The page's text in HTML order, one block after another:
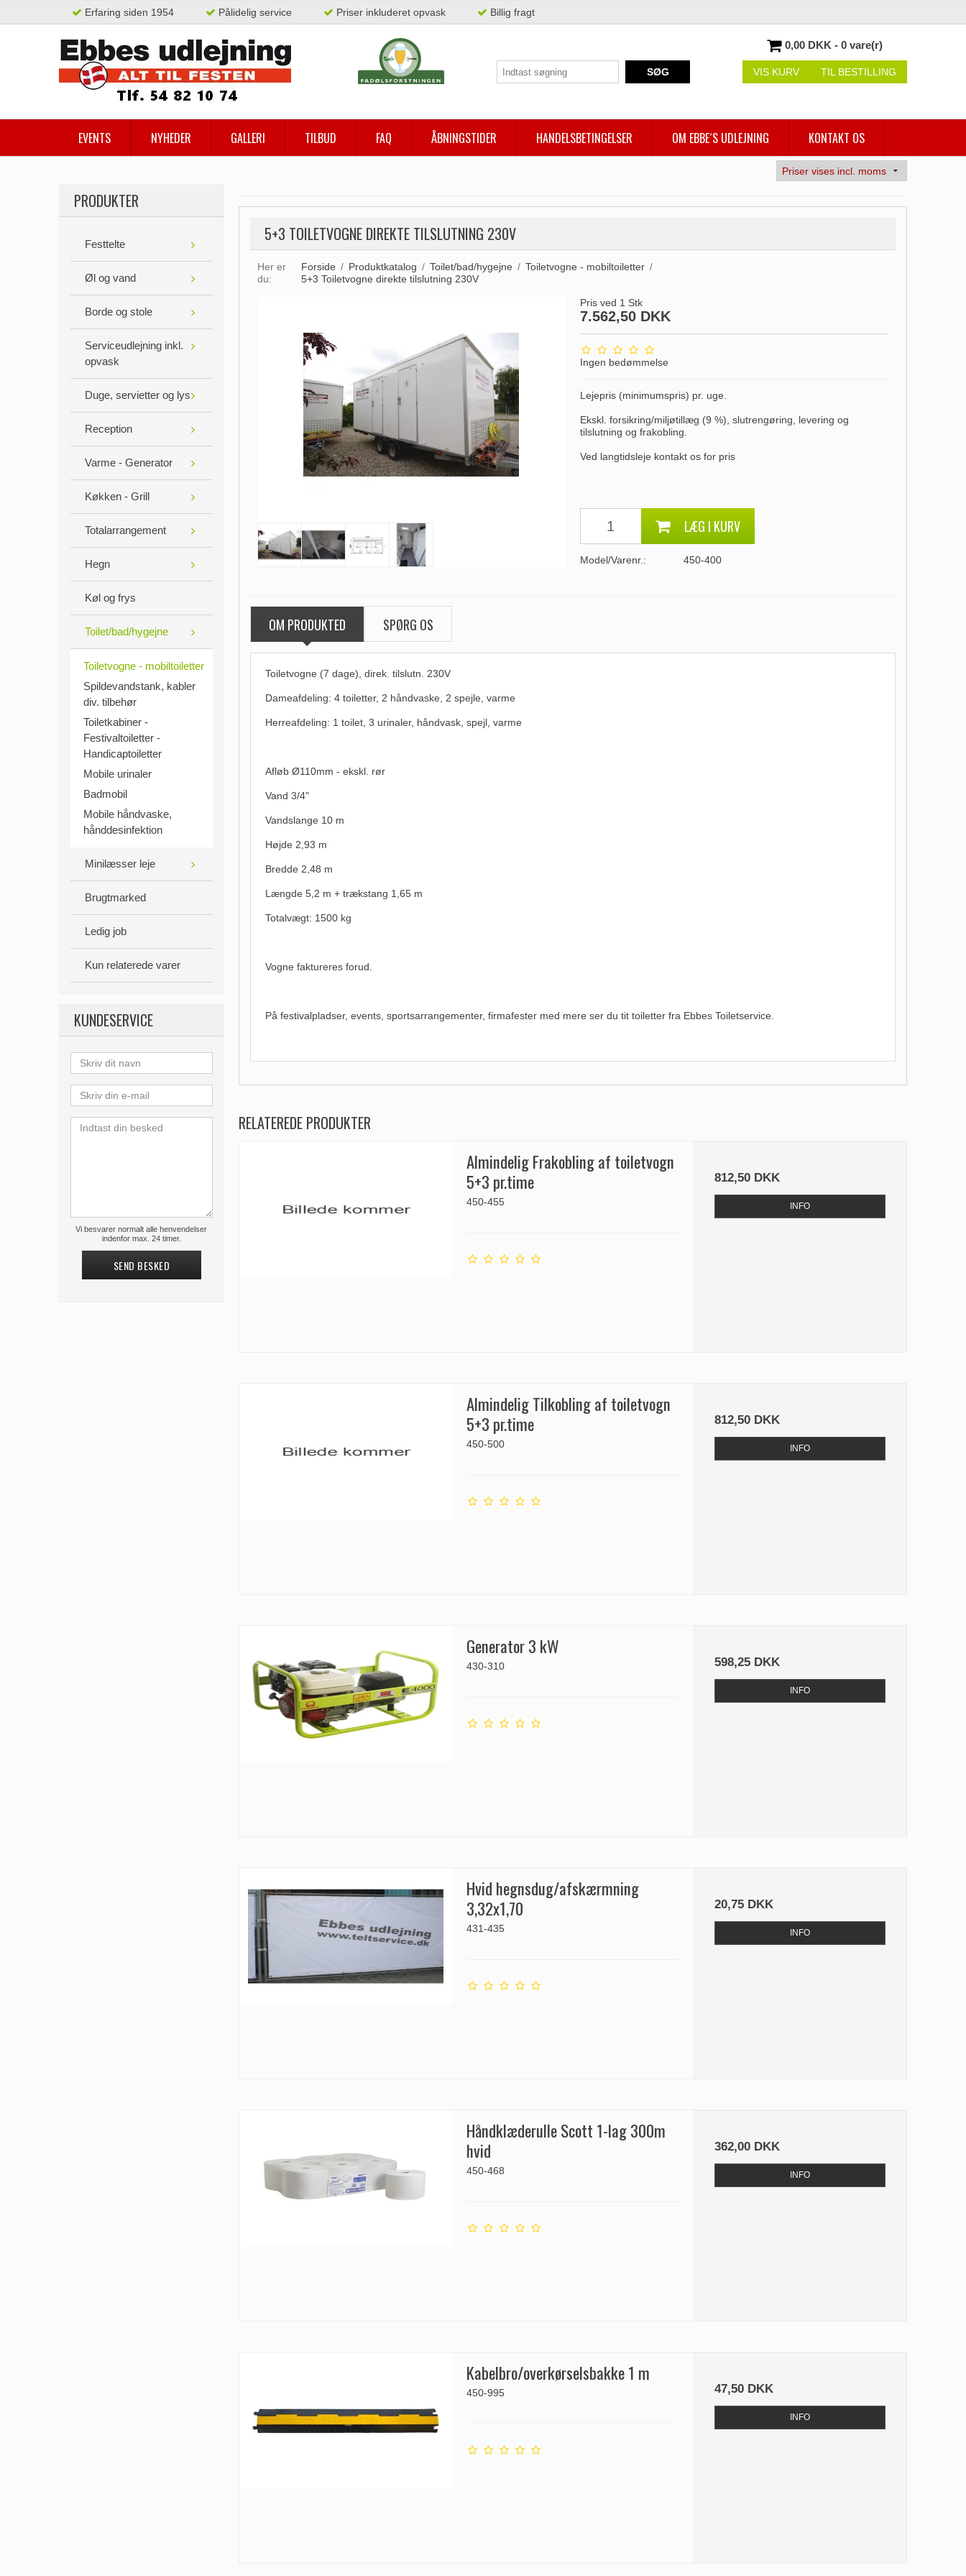
Erfaring siden 1954 Pålidelig service Priser inkluderet opvask Billig fragt
SØG
0,00 DKK - 0 vare(r)
VIS KURV TIL BESTILLING
EVENTS NYHEDER GALLERI TILBUD FAQ ÅBNINGSTIDER HANDELSBETINGELSER OM EBBE´S UDLEJNING KONTAKT OS
PRODUKTER
Festtelte
Øl og vand
Borde og stole
Serviceudlejning inkl.
opvask
Duge, servietter og lys
Reception
Varme - Generator
Køkken - Grill
Totalarrangement
Hegn
Køl og frys
Toilet/bad/hygejne
Toiletvogne - mobiltoiletter
Spildevandstank, kabler
div. tilbehør
Toiletkabiner -
Festivaltoiletter -
Handicaptoiletter
Mobile urinaler
Badmobil
Mobile håndvaske,
hånddesinfektion
Minilæsser leje
Brugtmarked
Ledig job
Kun relaterede varer
KUNDESERVICE
Vi besvarer normalt alle henvendelser
indenfor max. 24 timer.
SEND BESKED
5+3 TOILETVOGNE DIREKTE TILSLUTNING 230V
Her er
du:
Forside / Produktkatalog / Toilet/bad/hygejne / Toiletvogne - mobiltoiletter /
5+3 Toiletvogne direkte tilslutning 230V
Pris ved 1 Stk
7.562,50 DKK
Ingen bedømmelse
Lejepris (minimumspris) pr. uge.
Ekskl. forsikring/miljøtillæg (9 %), slutrengøring, levering og
tilslutning og frakobling.
Ved langtidsleje kontakt os for pris
LÆG I KURV
Model/Varenr.: 450-400
OM PRODUKTED SPØRG OS
Toiletvogne (7 dage), direk. tilslutn. 230V
Dameafdeling: 4 toiletter, 2 håndvaske, 2 spejle, varme
Herreafdeling: 1 toilet, 3 urinaler, håndvask, spejl, varme
Afløb Ø110mm - ekskl. rør
Vand 3/4"
Vandslange 10 m
Højde 2,93 m
Bredde 2,48 m
Længde 5,2 m + trækstang 1,65 m
Totalvægt: 1500 kg
Vogne faktureres forud.
På festivalpladser, events, sportsarrangementer, firmafester med mere ser du tit toiletter fra Ebbes Toiletservice.
RELATEREDE PRODUKTER
Almindelig Frakobling af toiletvogn
5+3 pr.time
450-455
812,50 DKK
INFO
Almindelig Tilkobling af toiletvogn
5+3 pr.time
450-500
812,50 DKK
INFO
Generator 3 kW
430-310 598,25 DKK
INFO
Hvid hegnsdug/afskærmning
3,32x1,70
431-435
20,75 DKK
INFO
Håndklæderulle Scott 1-lag 300m
hvid
450-468
362,00 DKK
INFO
Kabelbro/overkørselsbakke 1 m
450-995 47,50 DKK
INFO